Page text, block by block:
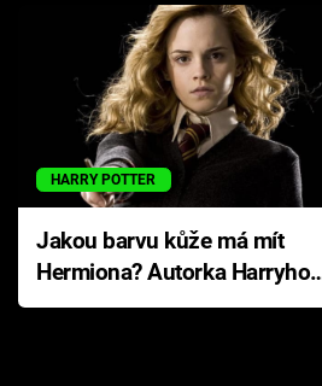
HARRY POTTER
Jakou barvu kůže má mít
Hermiona? Autorka Harryho
Pottera přišla s ráznou